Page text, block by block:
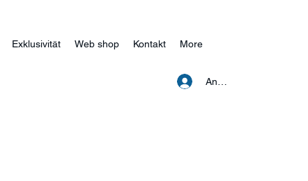
Exklusivität Web shop Kontakt More
Anmelden